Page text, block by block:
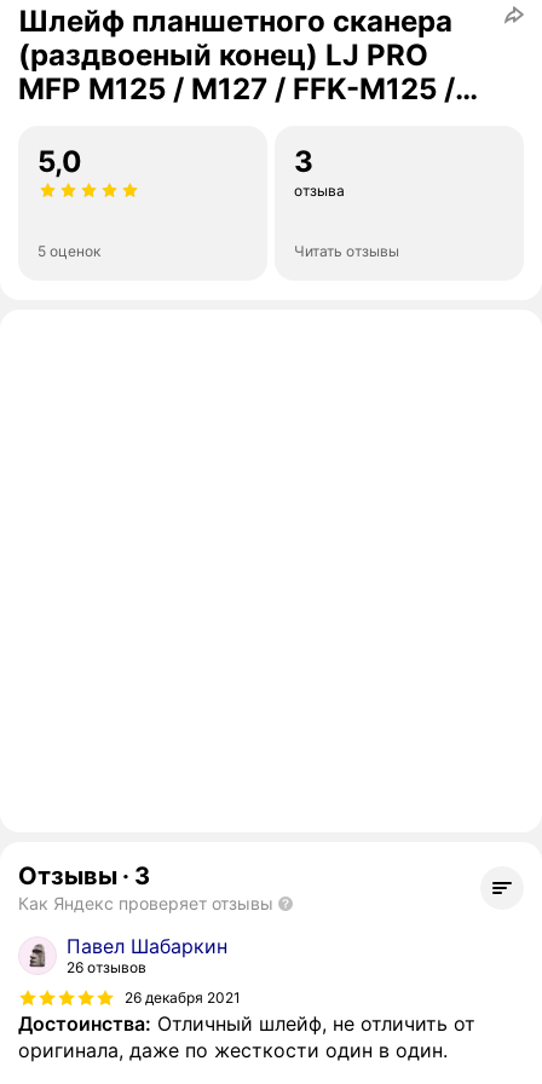
Шлейф планшетного сканера
(раздвоеный конец) LJ PRO
MFP M125 / M127 / FFK-M125 /
5,0
5 оценок
3
отзыва
Читать отзывы
Отзывы · 3
Как Яндекс проверяет отзывы
Павел Шабаркин
26 отзывов
26 декабря 2021
Достоинства: Отличный шлейф, не отличить от
оригинала, даже по жесткости один в один.